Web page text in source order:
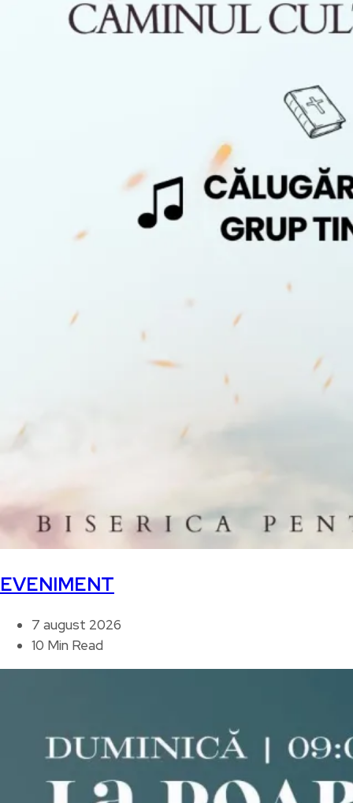
EVENIMENT
7 august 2026
10 Min Read